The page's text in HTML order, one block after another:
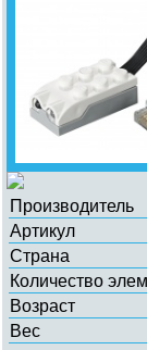
Производитель
Артикул
Страна
Количество
Возраст
Вес